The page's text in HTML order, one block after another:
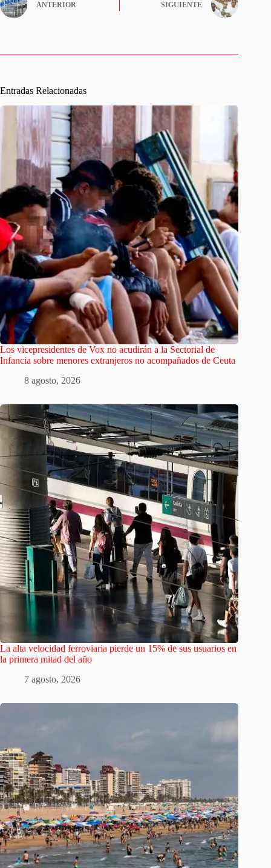
ANTERIOR SIGUIENTE
Entradas Relacionadas
Los vicepresidentes de Vox no acudirán a la Sectorial de
Infancia sobre menores extranjeros no acompañados de Ceuta
8 agosto, 2026
La alta velocidad ferroviaria pierde un 15% de sus usuarios en
la primera mitad del año
7 agosto, 2026